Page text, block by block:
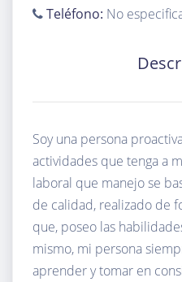
Teléfono: No
Soy una persona
actividades que tenga a
laboral que manejo se
de calidad, realizado de
que, poseo las
mismo, mi persona
aprender y tomar en